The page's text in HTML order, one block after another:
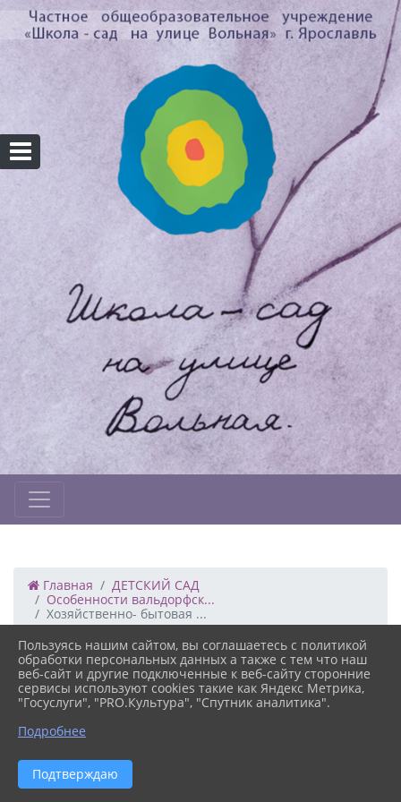
Главная
ДЕТСКИЙ САД
Особенности вальдорфск...
Хозяйственно- бытовая ...
15.03.2021 07:01
ХОЗЯЙСТВЕННО- БЫТОВАЯ ДЕЯТЕЛЬНОСТЬ
Пользуясь нашим сайтом, вы соглашаетесь с политикой
обработки персональных данных а также с тем что наш
веб-сайт и другие подключенные к веб-сайту сторонние
сервисы используют cookies такие как Яндекс Метрика,
"Госуслуги", "PRO.Культура", "Спутник аналитика".
Подробнее
Подтверждаю